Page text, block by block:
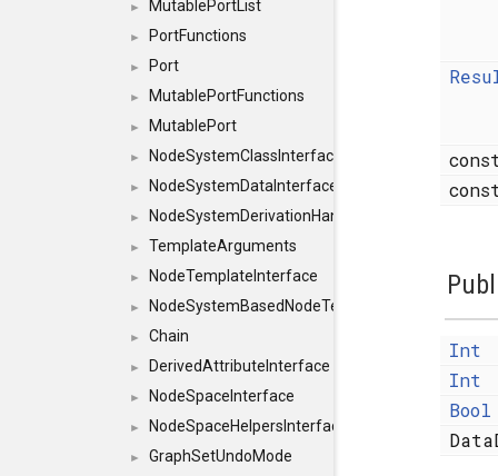
► MutablePortList
► PortFunctions
► Port
► MutablePortFunctions
► MutablePort
► NodeSystemClassInterface
► NodeSystemDataInterface
► NodeSystemDerivationHandlerInterface
► TemplateArguments
► NodeTemplateInterface
► NodeSystemBasedNodeTemplateInterface
► Chain
► DerivedAttributeInterface
► NodeSpaceInterface
► NodeSpaceHelpersInterface
► GraphSetUndoMode
Int
Int
Bool